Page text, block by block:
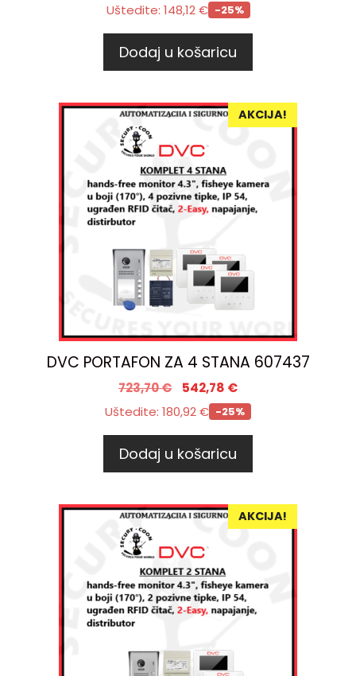
Uštedite: 148,12€ -25%
Dodaj u košaricu
AKCIJA!
DVC PORTAFON ZA 4 STANA 607437
723,70€ 542,78 €
Uštedite: 180,92€ -25%
Dodaj u košaricu
AKCIJA!